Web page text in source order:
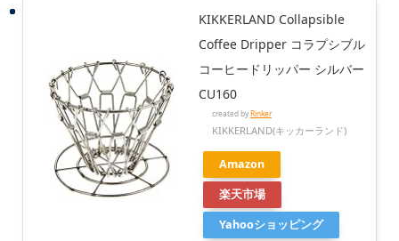
KIKKERLAND Collapsible
Coffee Dripper コラプシブル
コーヒードリッパー シルバー
CU160
created byRinker
KIKKERLAND(キッカーランド)
Amazon
楽天市場
Yahooショッピング